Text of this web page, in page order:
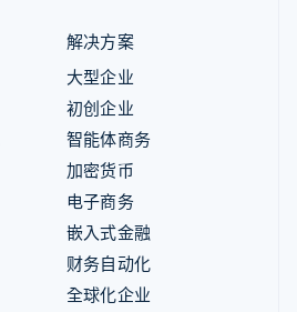
解决方案
大型企业
初创企业
智能体商务
加密货币
电子商务
嵌入式金融
财务自动化
全球化企业